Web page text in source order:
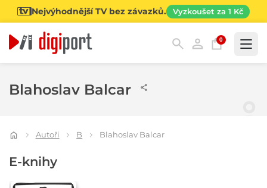
Nejvýhodnější TV bez závazků. Vyzkoušet za 1 Kč
0
Blahoslav Balcar
Autoři B Blahoslav Balcar
E-knihy